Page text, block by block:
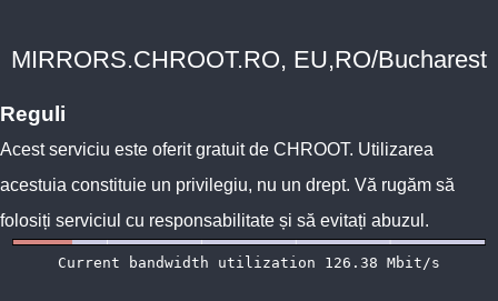
MIRRORS.CHROOT.RO, EU,RO/Bucharest
Reguli
Acest serviciu este oferit gratuit de CHROOT. Utilizarea
acestuia constituie un privilegiu, nu un drept. Vă rugăm să
folosiți serviciul cu responsabilitate și să evitați abuzul.